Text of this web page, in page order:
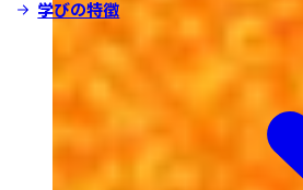
学びの特徴